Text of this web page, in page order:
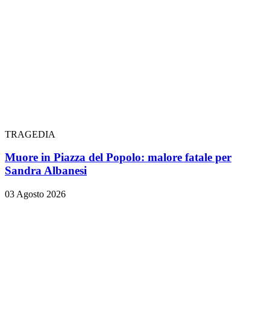
TRAGEDIA
Muore in Piazza del Popolo: malore fatale per
Sandra Albanesi
03 Agosto 2026